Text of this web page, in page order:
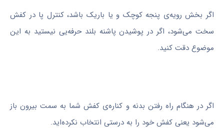
اگر بخش رویه‌ی پنجه کوچک و یا باریک باشد، کنترل پا در کفش
سخت می‌شود، اگر در پوشیدن پاشنه بلند حرفه‌یی نیستید به این
موضوع دقت کنید.
اگر در هنگام راه رفتن بدنه و کناره‌ی کفش شما به سمت بیرون باز
می‌شود یعنی کفش خود را به درستی انتخاب نکرده‌اید.